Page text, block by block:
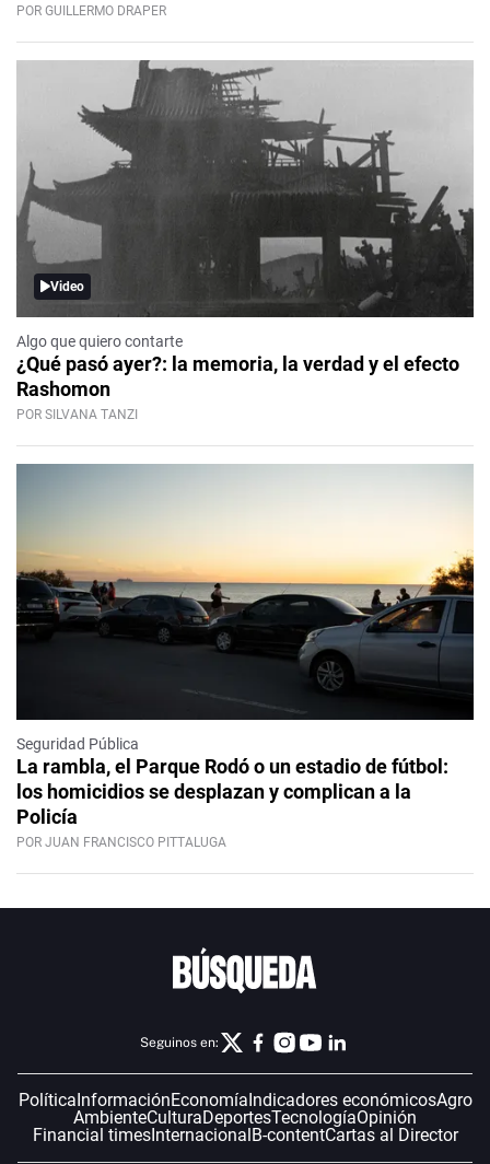
POR GUILLERMO DRAPER
Video
Algo que quiero contarte
¿Qué pasó ayer?: la memoria, la verdad y el efecto
Rashomon
POR SILVANA TANZI
Seguridad Pública
La rambla, el Parque Rodó o un estadio de fútbol:
los homicidios se desplazan y complican a la
Policía
POR JUAN FRANCISCO PITTALUGA
Seguinos en:
PolíticaInformaciónEconomíaIndicadores económicosAgro
AmbienteCulturaDeportesTecnologíaOpinión
Financial timesInternacionalB-contentCartas al Director